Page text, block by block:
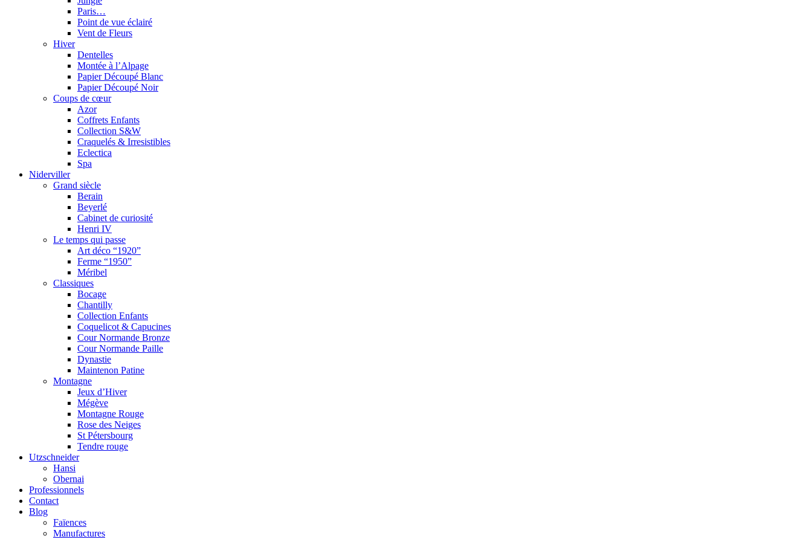
Paris…
Point de vue éclairé
Vent de Fleurs
Hiver
Dentelles
Montée à l’Alpage
Papier Découpé Blanc
Papier Découpé Noir
Coups de cœur
Azor
Coffrets Enfants
Collection S&W
Craquelés & Irresistibles
Eclectica
Spa
Niderviller
Grand siècle
Berain
Beyerlé
Cabinet de curiosité
Henri IV
Le temps qui passe
Art déco “1920”
Ferme “1950”
Méribel
Classiques
Bocage
Chantilly
Collection Enfants
Coquelicot & Capucines
Cour Normande Bronze
Cour Normande Paille
Dynastie
Maintenon Patine
Montagne
Jeux d’Hiver
Mégève
Montagne Rouge
Rose des Neiges
St Pétersbourg
Tendre rouge
Utzschneider
Hansi
Obernai
Professionnels
Contact
Blog
Faïences
Manufactures